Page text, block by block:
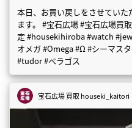
本日、お買い戻しをさせてい
ます。 #宝石広場 #宝石広場買
定 #housekihiroba #watch
オメガ #Omega #Ω #シーマス
#tudor #ペラゴス
宝石広場 買取houseki_kaitori